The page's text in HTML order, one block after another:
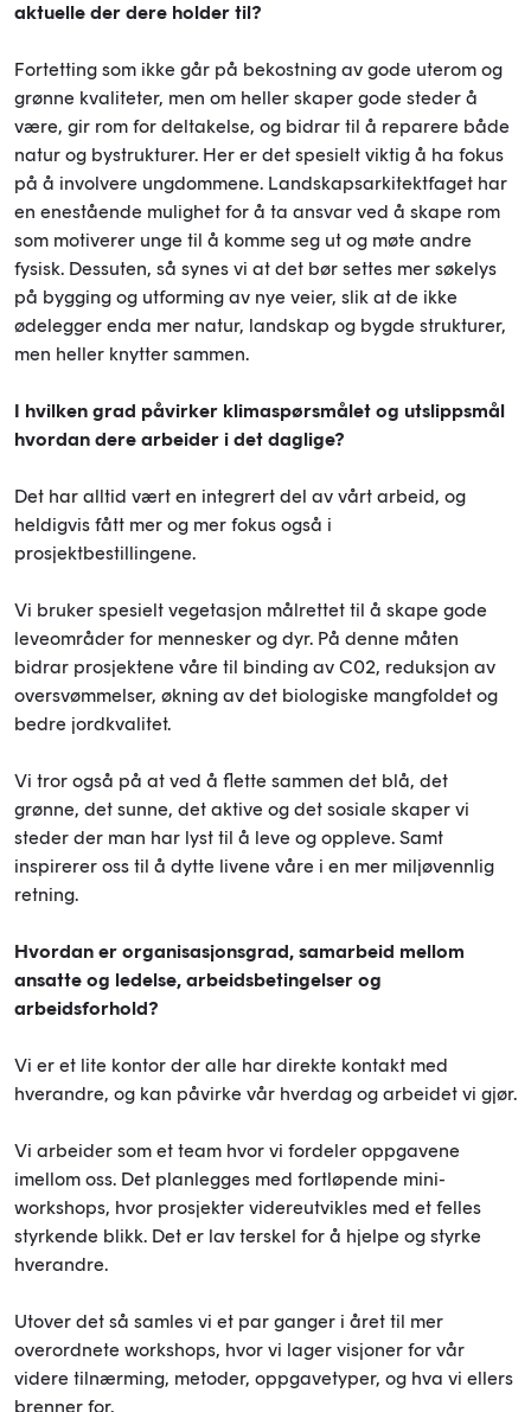
aktuelle der dere holder til?
Fortetting som ikke går på bekostning av gode uterom og
grønne kvaliteter, men om heller skaper gode steder å
være, gir rom for deltakelse, og bidrar til å reparere både
natur og bystrukturer. Her er det spesielt viktig å ha fokus
på å involvere ungdommene. Landskapsarkitektfaget har
en enestående mulighet for å ta ansvar ved å skape rom
som motiverer unge til å komme seg ut og møte andre
fysisk. Dessuten, så synes vi at det bør settes mer søkelys
på bygging og utforming av nye veier, slik at de ikke
ødelegger enda mer natur, landskap og bygde strukturer,
men heller knytter sammen.
I hvilken grad påvirker klimaspørsmålet og utslippsmål
hvordan dere arbeider i det daglige?
Det har alltid vært en integrert del av vårt arbeid, og
heldigvis fått mer og mer fokus også i
prosjektbestillingene.
Vi bruker spesielt vegetasjon målrettet til å skape gode
leveområder for mennesker og dyr. På denne måten
bidrar prosjektene våre til binding av C02, reduksjon av
oversvømmelser, økning av det biologiske mangfoldet og
bedre jordkvalitet.
Vi tror også på at ved å flette sammen det blå, det
grønne, det sunne, det aktive og det sosiale skaper vi
steder der man har lyst til å leve og oppleve. Samt
inspirerer oss til å dytte livene våre i en mer miljøvennlig
retning.
Hvordan er organisasjonsgrad, samarbeid mellom
ansatte og ledelse, arbeidsbetingelser og
arbeidsforhold?
Vi er et lite kontor der alle har direkte kontakt med
hverandre, og kan påvirke vår hverdag og arbeidet vi gjør.
Vi arbeider som et team hvor vi fordeler oppgavene
imellom oss. Det planlegges med fortløpende mini-
workshops, hvor prosjekter videreutvikles med et felles
styrkende blikk. Det er lav terskel for å hjelpe og styrke
hverandre.
Utover det så samles vi et par ganger i året til mer
overordnete workshops, hvor vi lager visjoner for vår
videre tilnærming, metoder, oppgavetyper, og hva vi ellers
brenner for.